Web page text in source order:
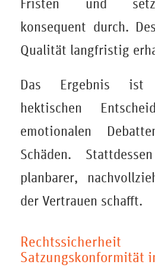
Fristen und
konsequent durch.
Qualität langfristig
Das Ergebnis ist
hektischen
emotionalen
Schäden.
planbarer,
der Vertrauen schafft.
Satzungskonformität